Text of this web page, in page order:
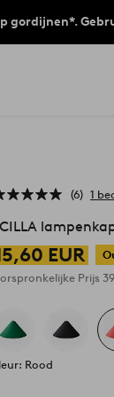
gordijnen*.
6 1
EUR
Prijs
Rood